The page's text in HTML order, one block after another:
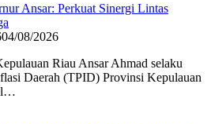
Ansar: Perkuat Sinergi Lintas
04/08/2026
Riau Ansar Ahmad selaku
Daerah (TPID) Provinsi Kepulauan